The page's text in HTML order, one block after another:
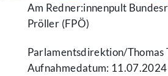
Am Redner:innenpult
Pröller (FPÖ)
Parlamentsdirektion/​Thomas
Aufnahmedatum: 11.07.2024